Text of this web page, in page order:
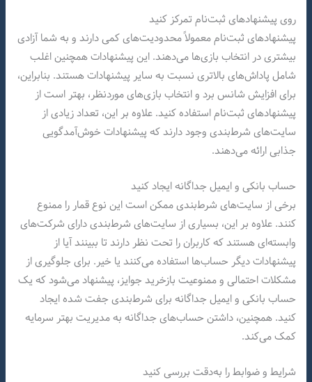
روی پیشنهادهای ثبت‌نام تمرکز کنید
پیشنهادهای ثبت‌نام معمولاً محدودیت‌های کمی دارند و به شما آزادی
بیشتری در انتخاب بازی‌ها می‌دهند. این پیشنهادات همچنین اغلب
شامل پاداش‌های بالاتری نسبت به سایر پیشنهادات هستند. بنابراین،
برای افزایش شانس برد و انتخاب بازی‌های موردنظر، بهتر است از
پیشنهادهای ثبت‌نام استفاده کنید. علاوه بر این، تعداد زیادی از
سایت‌های شرط‌بندی وجود دارند که پیشنهادات خوش‌آمدگویی
جذابی ارائه می‌دهند.
حساب بانکی و ایمیل جداگانه ایجاد کنید
برخی از سایت‌های شرط‌بندی ممکن است این نوع قمار را ممنوع
کنند. علاوه بر این، بسیاری از سایت‌های شرط‌بندی دارای شرکت‌های
وابسته‌ای هستند که کاربران را تحت نظر دارند تا ببینند آیا از
پیشنهادات دیگر حساب‌ها استفاده می‌کنند یا خیر. برای جلوگیری از
مشکلات احتمالی و ممنوعیت بازخرید جوایز، پیشنهاد می‌شود که یک
حساب بانکی و ایمیل جداگانه برای شرط‌بندی جفت شده ایجاد
کنید. همچنین، داشتن حساب‌های جداگانه به مدیریت بهتر سرمایه
کمک می‌کند.
شرایط و ضوابط را به‌دقت بررسی کنید